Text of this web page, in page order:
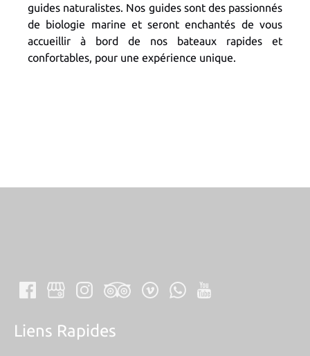
guides naturalistes. Nos guides sont des passionnés
de biologie marine et seront enchantés de vous
accueillir à bord de nos bateaux rapides et
confortables, pour une expérience unique.
Liens Rapides